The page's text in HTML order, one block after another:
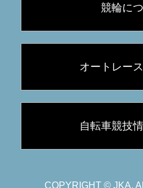
競輪に
オートレー
自転車競技
COPYRIGHT © JKA,